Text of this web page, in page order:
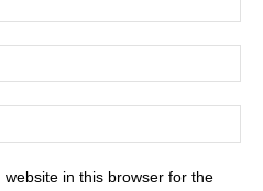
in this browser for the